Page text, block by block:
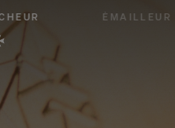
ÉMAILLEUR